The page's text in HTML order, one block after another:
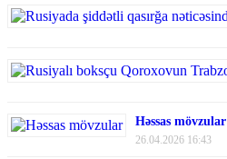
Həssas mövzular
26.04.2026 16:43